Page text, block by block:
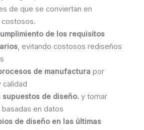
de que se conviertan en
de los requisitos
, evitando costosos rediseños
de manufacturapor
calidad
supuestos de diseño. y tomar
en datos
de diseño en las últimas